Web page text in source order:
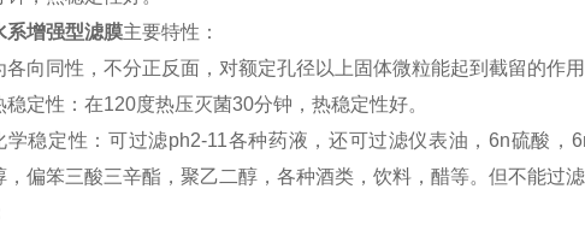
系增强型滤膜主要特性：
各向同性，不分正反面，对额定孔径以上固体微粒能起到截留的作用
稳定性：在120度热压灭菌30分钟，热稳定性好。
学稳定性：可过滤ph2-11各种药液，还可过滤仪表油，6n硫酸
，偏笨三酸三辛酯，聚乙二醇，各种酒类，饮料，醋等。但不能过